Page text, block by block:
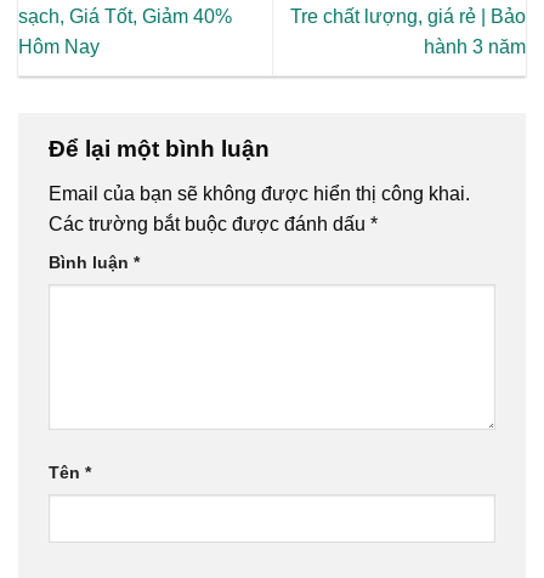
sạch, Giá Tốt, Giảm 40%
Hôm Nay
Tre chất lượng, giá rẻ | Bảo
hành 3 năm
Để lại một bình luận
Email của bạn sẽ không được hiển thị công khai.
Các trường bắt buộc được đánh dấu *
Bình luận *
Tên *